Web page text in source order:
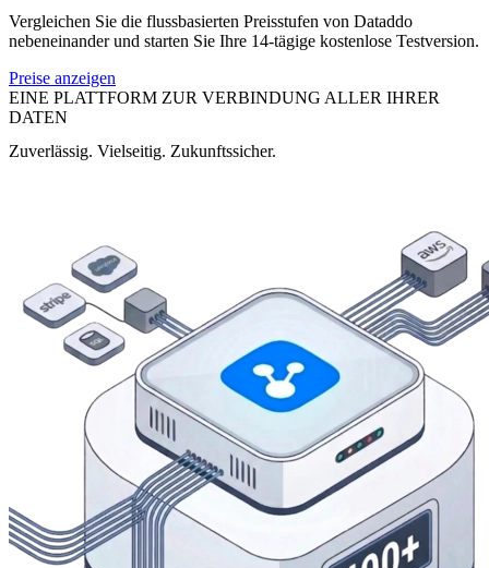
Vergleichen Sie die flussbasierten Preisstufen von Dataddo
nebeneinander und starten Sie Ihre 14-tägige kostenlose Testversion.
Preise anzeigen
EINE PLATTFORM ZUR VERBINDUNG ALLER IHRER
DATEN
Zuverlässig. Vielseitig. Zukunftssicher.